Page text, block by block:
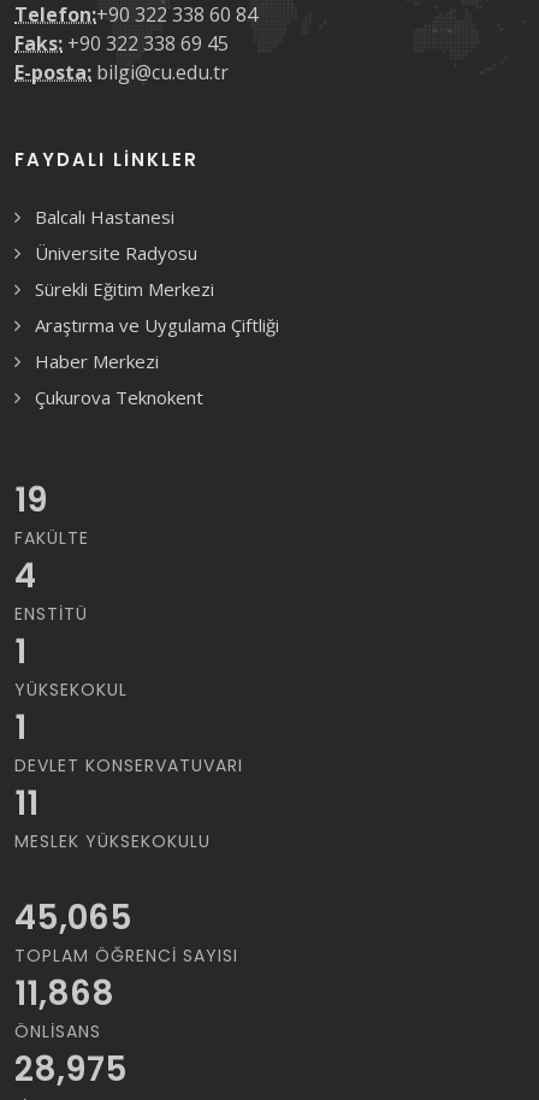
Telefon:+90 322 338 60 84
Faks: +90 322 338 69 45
E-posta: bilgi@cu.edu.tr
FAYDALI LINKLER
Balcalı Hastanesi
Üniversite Radyosu
Sürekli Eğitim Merkezi
Araştırma ve Uygulama Çiftliği
Haber Merkezi
Çukurova Teknokent
19
FAKÜLTE
4
ENSTITÜ
1
YÜKSEKOKUL
1
DEVLET KONSERVATUVARI
11
MESLEK YÜKSEKOKULU
45,065
TOPLAM ÖĞRENCI SAYISI
11,868
ÖNLISANS
28,975